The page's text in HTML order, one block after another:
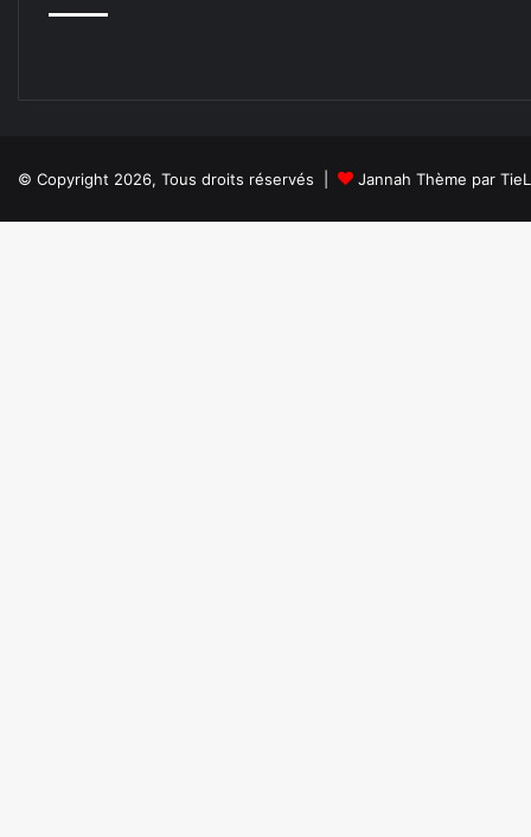
© Copyright 2026, Tous droits réservés | Jannah Thème par